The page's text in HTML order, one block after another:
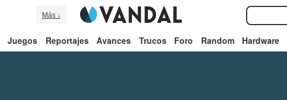
Más ↓
Juegos Reportajes Avances Trucos Foro Random Hardware